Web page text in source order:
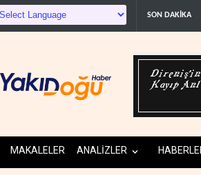
SON DAKİKA
MAKALELER ANALİZLER